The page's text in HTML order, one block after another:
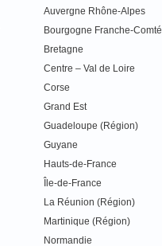
Auvergne Rhône-Alpes
Bourgogne Franche-Comté
Bretagne
Centre – Val de Loire
Corse
Grand Est
Guadeloupe (Région)
Guyane
Hauts-de-France
Île-de-France
La Réunion (Région)
Martinique (Région)
Normandie